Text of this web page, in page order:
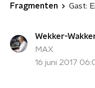
Fragmenten Gast:
Wekker-
MAX
16 juni 2017